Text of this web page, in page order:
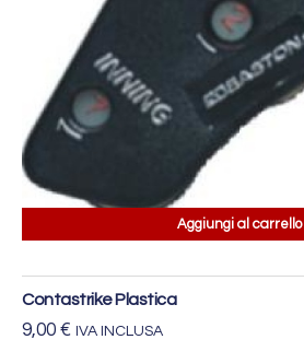
Aggiungi al carrello
Contastrike Plastica
9,00 € IVA INCLUSA